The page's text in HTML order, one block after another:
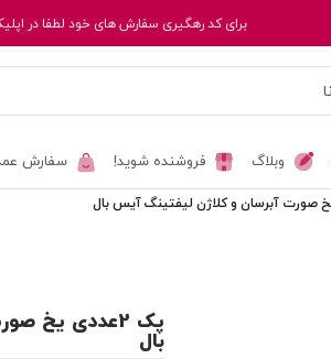
برای کد رهگیری سفارش های خود لطفا در
وبلاگ فروشنده شوید! سفارش
پک 2عددی یخ
بال